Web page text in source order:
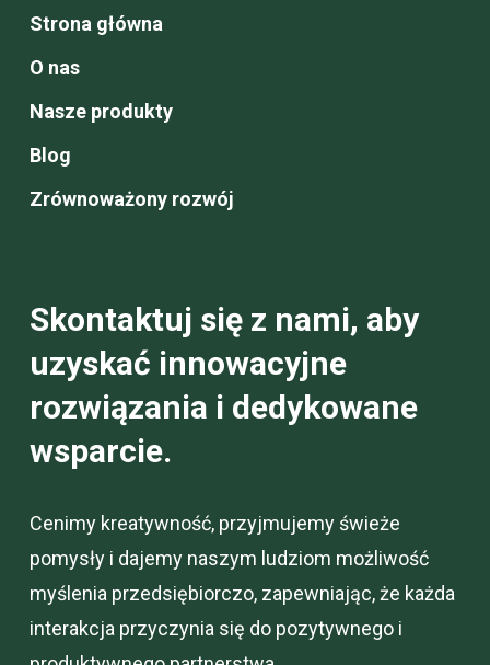
Strona główna
O nas
Nasze produkty
Blog
Zrównoważony rozwój
Skontaktuj się z nami, aby
uzyskać innowacyjne
rozwiązania i dedykowane
wsparcie.
Cenimy kreatywność, przyjmujemy świeże
pomysły i dajemy naszym ludziom możliwość
myślenia przedsiębiorczo, zapewniając, że każda
interakcja przyczynia się do pozytywnego i